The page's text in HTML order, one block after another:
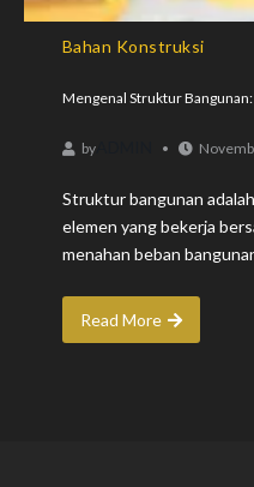
Bahan Konstruksi
Mengenal Struktur
by
Struktur bangunan
elemen yang bekerja
menahan beban
Read More